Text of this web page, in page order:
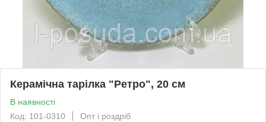
Керамічна тарілка "Ретро", 20 см
В наявності
Код: 101-0310
Опт і роздріб